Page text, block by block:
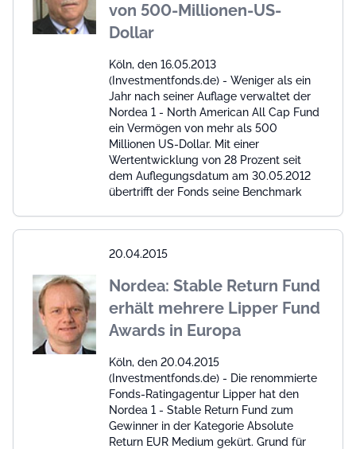
von 500-Millionen-US-
Dollar
Köln, den 16.05.2013
(Investmentfonds.de) - Weniger als ein
Jahr nach seiner Auflage verwaltet der
Nordea 1 - North American All Cap Fund
ein Vermögen von mehr als 500
Millionen US-Dollar. Mit einer
Wertentwicklung von 28 Prozent seit
dem Auflegungsdatum am 30.05.2012
übertrifft der Fonds seine Benchmark
20.04.2015
Nordea: Stable Return Fund
erhält mehrere Lipper Fund
Awards in Europa
Köln, den 20.04.2015
(Investmentfonds.de) - Die renommierte
Fonds-Ratingagentur Lipper hat den
Nordea 1 - Stable Return Fund zum
Gewinner in der Kategorie Absolute
Return EUR Medium gekürt. Grund für